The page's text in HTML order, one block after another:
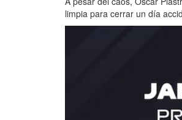
limpia para cerrar un día